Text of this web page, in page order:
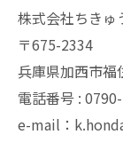
株式会社ちきゅ
〒675-2334
兵庫県加西市福
電話番号 :
e-mail：